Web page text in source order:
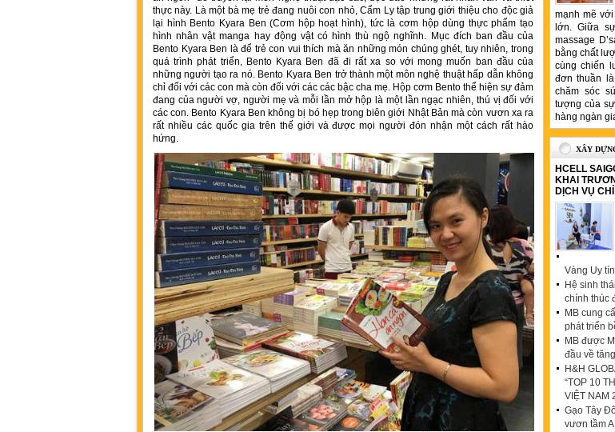
thực này. Là một bà mẹ trẻ đang nuôi con nhỏ, Cẩm Ly tập trung giới thiệu cho độc giả
lại hình Bento Kyara Ben (Cơm hộp hoạt hình), tức là cơm hộp dùng thực phẩm tạo
hình nhân vật manga hay động vật có hình thù ngộ nghĩnh. Mục đích ban đầu của
Bento Kyara Ben là để trẻ con vui thích mà ăn những món chúng ghét, tuy nhiên, trong
quá trình phát triển, Bento Kyara Ben đã đi rất xa so với mong muốn ban đầu của
những người tạo ra nó. Bento Kyara Ben trở thành một môn nghệ thuật hấp dẫn không
chỉ đối với các con mà còn đối với các các bậc cha mẹ. Hộp cơm Bento thể hiện sự đảm
đang của người vợ, người mẹ và mỗi lần mở hộp là một lần ngạc nhiên, thú vị đối với
các con. Bento Kyara Ben không bị bó hẹp trong biên giới Nhật Bản mà còn vươn xa ra
rất nhiều các quốc gia trên thế giới và được mọi người đón nhận một cách rất hào
hứng.
mạnh mẽ
lớn. Giữa
massage
bằng chất
cùng chiến
đơn thuần
chăm sóc
tượng của
hàng ngàn
XÂY
HCELL
KHAI
DỊCH VỤ
Vàng Uy
Hệ sinh
chính thúc
MB cung
phát triển
MB được
đầu về
H&H
“TOP 10
VIỆT NAM
Gạo Tây
vươn tầm